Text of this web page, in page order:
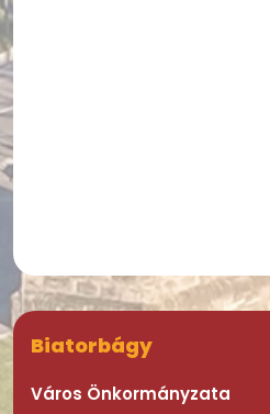
Biatorbágy
Város Önkormányzata